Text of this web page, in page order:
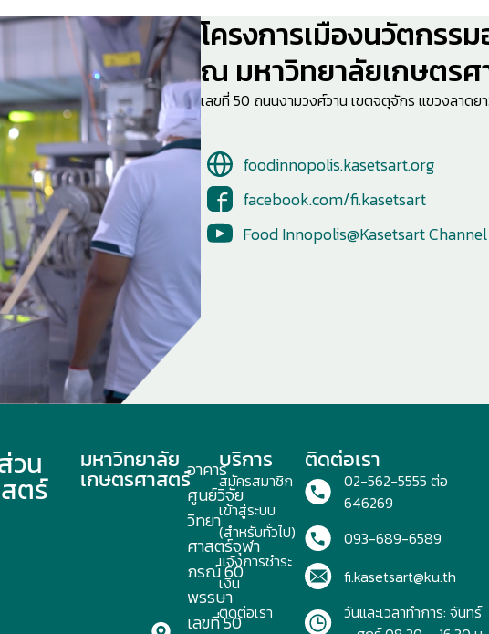
โครงการเมืองนวัตกรร
ณ มหาวิทยาลัยเกษตรศ
เลขที่ 50 ถนนงามวงศ์วาน เขตจตุจักร แขวงลาดย
foodinnopolis.kasetsart.org
facebook.com/fi.kasetsart
Food Innopolis@Kasetsart Channel
วน
ตร์
มหาวิทยาลัย
เกษตรศาสตร์อาคาร
ศูนย์วิจัย
วิทยา
ศาสตร์จุฬา
ภรณ์ 60
พรรษา
เลขที่ 50
บริการ
สมัครสมาชิก
เข้าสู่ระบบ
(สำหรับทั่วไป)
แจ้งการชำระ
เงิน
ติดต่อเรา
ติดต่อเรา
02-562-5555 ต่อ
646269
093-689-6589
fi.kasetsart@ku.th
วันและเวลาทำการ: จันทร์